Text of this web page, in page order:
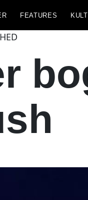
FEATURES